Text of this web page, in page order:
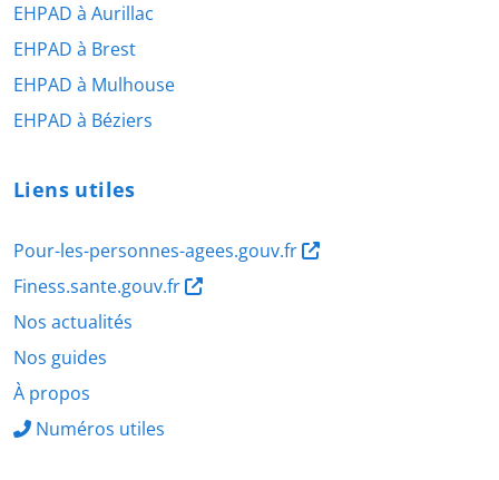
EHPAD à Aurillac
EHPAD à Brest
EHPAD à Mulhouse
EHPAD à Béziers
Liens utiles
Pour-les-personnes-agees.gouv.fr
Finess.sante.gouv.fr
Nos actualités
Nos guides
À propos
Numéros utiles